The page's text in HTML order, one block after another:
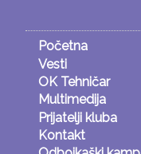
Početna
Vesti
OK Tehničar
Multimedija
Prijatelji kluba
Kontakt